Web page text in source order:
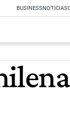
BUSINESSNOTICIAS